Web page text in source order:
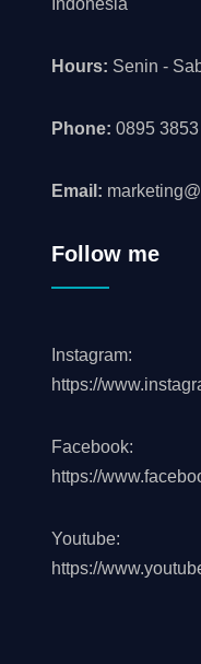
Indonesia
Hours: Senin -
Phone: 0895
Email:
Follow me
Instagram:
https://
Facebook:
https://
Youtube:
https://